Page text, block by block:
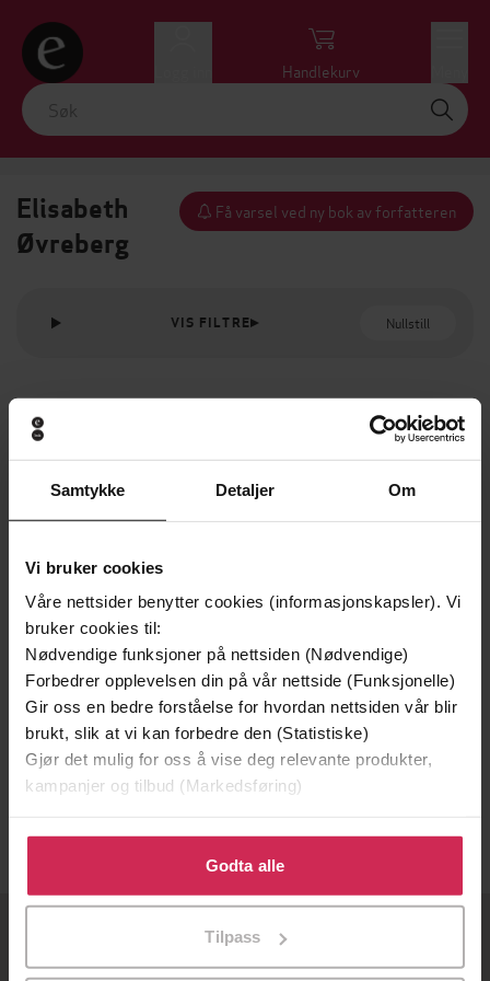
Samtykke Detaljer Om
Vi bruker cookies
Våre nettsider benytter cookies (informasjonskapsler). Vi
bruker cookies til:
Nødvendige funksjoner på nettsiden (Nødvendige)
Forbedrer opplevelsen din på vår nettside (Funksjonelle)
Gir oss en bedre forståelse for hvordan nettsiden vår blir
brukt, slik at vi kan forbedre den (Statistiske)
Gjør det mulig for oss å vise deg relevante produkter,
kampanjer og tilbud (Markedsføring)
Klikk på «Godta alle» for å gi oss ditt samtykke til å
bruke cookies for alle disse formålene. Du kan også
tilpasse ditt samtykke til spesifikke formål ved å klikke
Godta alle
Tilpass
Handlekurv
Elisabeth
Øvreberg
Få varsel ved ny bok av forfatteren
VIS FILTRE Nullstill
99,-
Blodets galskap
Elisabeth Øvreberg
149,-
Blodets Hevnere
Elisabeth Øvreberg